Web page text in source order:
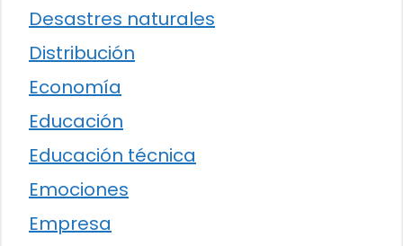
Desastres naturales
Distribución
Economía
Educación
Educación técnica
Emociones
Empresa